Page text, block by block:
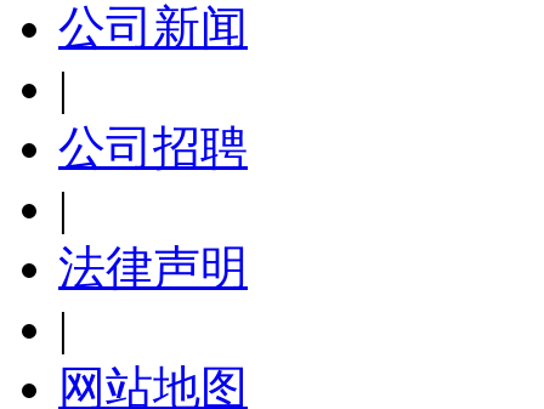
公司新闻
|
公司招聘
|
法律声明
|
网站地图